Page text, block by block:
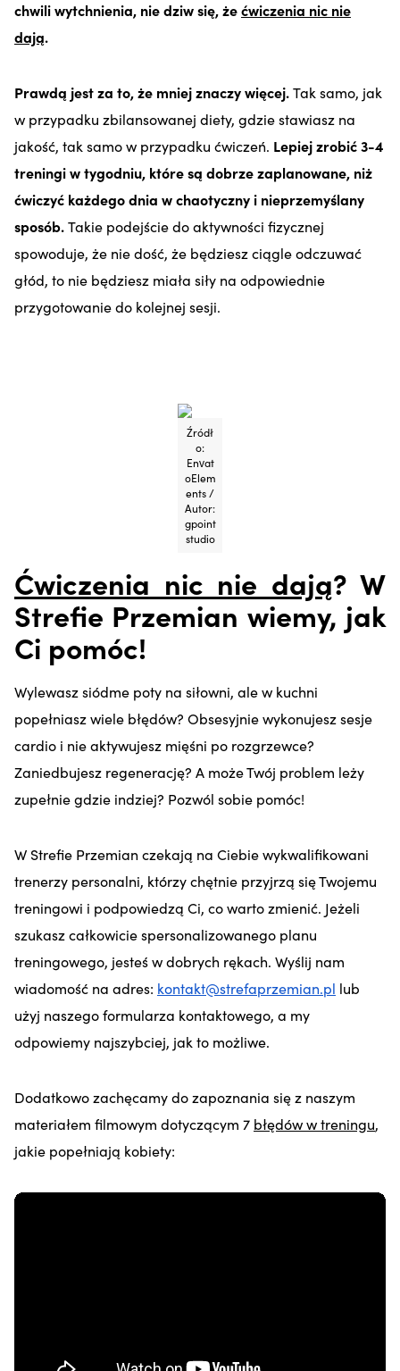
chwili wytchnienia, nie dziw się, żećwiczenia nic nie
dają.
Prawdą jest za to, że mniej znaczy więcej.Tak samo, jak
w przypadku zbilansowanej diety, gdzie stawiasz na
jakość, tak samo w przypadku ćwiczeń. Lepiej zrobić 3-4
treningi w tygodniu, które są dobrze zaplanowane, niż
ćwiczyć każdego dnia w chaotyczny i nieprzemyślany
sposób.Takie podejście do aktywności fizycznej
spowoduje, że nie dość, że będziesz ciągle odczuwać
głód, to nie będziesz miała siły na odpowiednie
przygotowanie do kolejnej sesji.
Źródł
o:
Envat
oElem
ents /
Autor:
gpoint
studio
Ćwiczenia nic nie dają? W
Strefie Przemian wiemy, jak
Ci pomóc!
Wylewasz siódme poty na siłowni, ale w kuchni
popełniasz wiele błędów? Obsesyjnie wykonujesz sesje
cardio i nie aktywujesz mięśni po rozgrzewce?
Zaniedbujesz regenerację? A może Twój problem leży
zupełnie gdzie indziej? Pozwól sobie pomóc!
W Strefie Przemian czekają na Ciebie wykwalifikowani
trenerzy personalni, którzy chętnie przyjrzą się Twojemu
treningowi i podpowiedzą Ci, co warto zmienić. Jeżeli
szukasz całkowicie spersonalizowanego planu
treningowego, jesteś w dobrych rękach. Wyślij nam
wiadomość na adres: kontakt@strefaprzemian.pl lub
użyj naszego formularza kontaktowego, a my
odpowiemy najszybciej, jak to możliwe.
Dodatkowo zachęcamy do zapoznania się z naszym
materiałem filmowym dotyczącym 7 błędów w treningu,
jakie popełniają kobiety: